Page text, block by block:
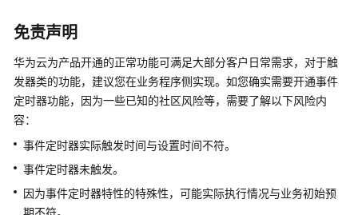
服
公
告
介
绍
计
免责声明
华为云为产品开通的正常功能可满足大部分客户日常需求，对于触
发器类的功能，建议您在业务程序侧实现。如您确实需要开通事件
定时器功能，因为一些已知的社区风险等，需要了解以下风险内
容：
事件定时器实际触发时间与设置时间不符。
事件定时器未触发。
因为事件定时器特性的特殊性，可能实际执行情况与业务初始预
期不符。